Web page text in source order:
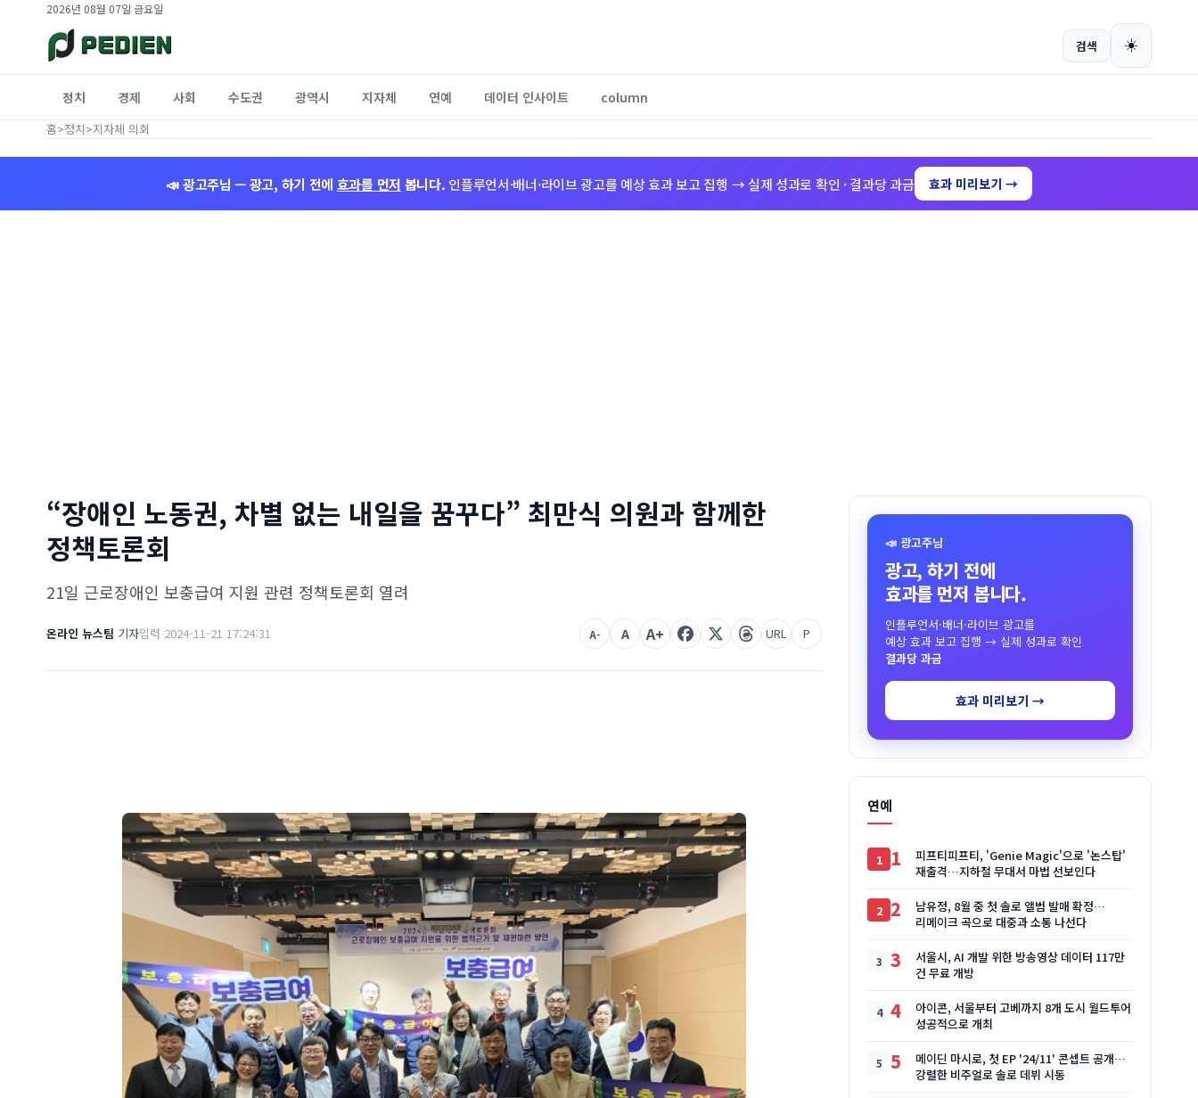
2026년 08월 07일 금요일
검색 ☀️
정치 경제 사회 수도권 광역시 지자체 연예 데이터 인사이트 column
홈>정치>지자체 의회
📣 광고주님 — 광고, 하기 전에 효과를 먼저 봅니다. 인플루언서·배너·라이브 광고를 예상 효과 보고 집행 → 실제 성과로 확인 · 결과당 과금 효과 미리보기 →
“장애인 노동권, 차별 없는 내일을 꿈꾸다” 최만식 의원과 함께한
정책토론회
21일 근로장애인 보충급여 지원 관련 정책토론회 열려
온라인 뉴스팀 기자입력 2024-11-21 17:24:31 A- A A+ URL P
📣 광고주님
광고, 하기 전에
효과를 먼저 봅니다.
인플루언서·배너·라이브 광고를
예상 효과 보고 집행 → 실제 성과로 확인
결과당 과금
효과 미리보기 →
연예
1
피프티피프티, 'Genie Magic'으로 '논스탑'
재출격…지하철 무대서 마법 선보인다
2
남유정, 8월 중 첫 솔로 앨범 발매 확정…
리메이크 곡으로 대중과 소통 나선다
3
서울시, AI 개발 위한 방송영상 데이터 117만
건 무료 개방
4
아이콘, 서울부터 고베까지 8개 도시 월드투어
성공적으로 개최
5
메이딘 마시로, 첫 EP '24/11' 콘셉트 공개…
강렬한 비주얼로 솔로 데뷔 시동